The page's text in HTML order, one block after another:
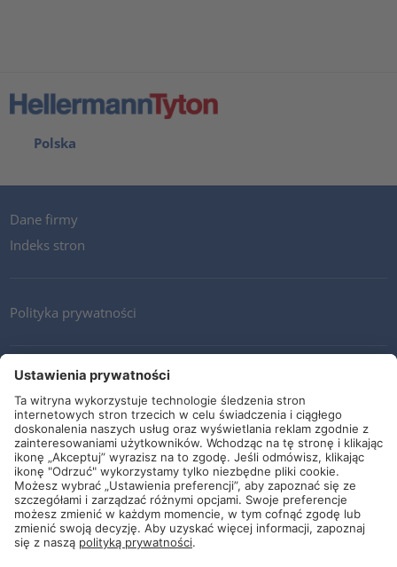
Polska
Dane firmy
Indeks stron
Polityka prywatności
Kontakt
Newsletter
Ogólne warunki i dostawy
Wytyczne i zobowiązania